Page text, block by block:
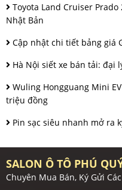
Toyota Land Cruiser
Nhật Bản
Cập nhật chi tiết bảng giá
Hà Nội siết xe bán tải: đại
Wuling Hongguang Mini
triệu đồng
Pin sạc siêu nhanh mở ra
SALON Ô TÔ PHÚ
Chuyên Mua Bán, Ký Gửi